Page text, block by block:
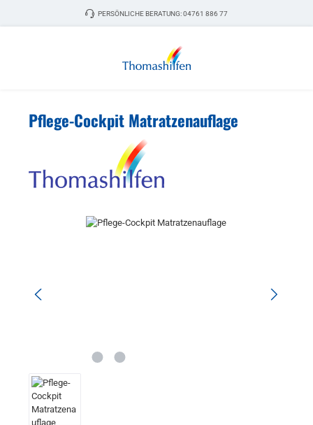
Zum Hauptinhalt springenPERSÖNLICHE BERATUNG:04761 886 77
Pflege-Cockpit Matratzenauflage
Bildergalerie überspringen